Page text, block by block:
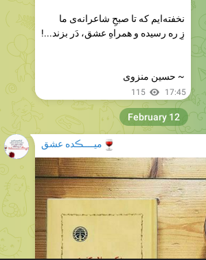
نخفته‌ایم که تا صبحِ شاعرانه‌ی ما
زِ ره رسیده و همراهِ عشق، دَر بزند...!
~ حسین منزوی
115 17:45
🍷میــــڪده عشق
February 12